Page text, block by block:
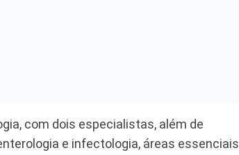
com dois especialistas, além de
e infectologia, áreas essenciais